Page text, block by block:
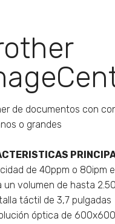
de documentos con
o grandes
de 40ppm o 80ipm
un volumen de hasta
táctil de 3,7 pulgadas
óptica de